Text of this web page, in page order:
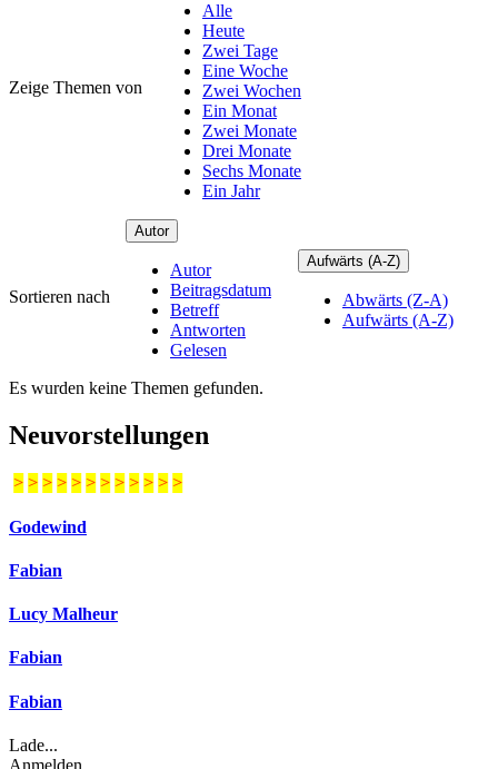
Zeige Themen von
Alle
Heute
Zwei Tage
Eine Woche
Zwei Wochen
Ein Monat
Zwei Monate
Drei Monate
Sechs Monate
Ein Jahr
Sortieren nach
Autor
Autor
Beitragsdatum
Betreff
Antworten
Gelesen
Aufwärts (A-Z)
Abwärts (Z-A)
Aufwärts (A-Z)
Es wurden keine Themen gefunden.
Neuvorstellungen
> > > > > > > > > > > >
Godewind
Fabian
Lucy Malheur
Fabian
Fabian
Lade...
Anmelden